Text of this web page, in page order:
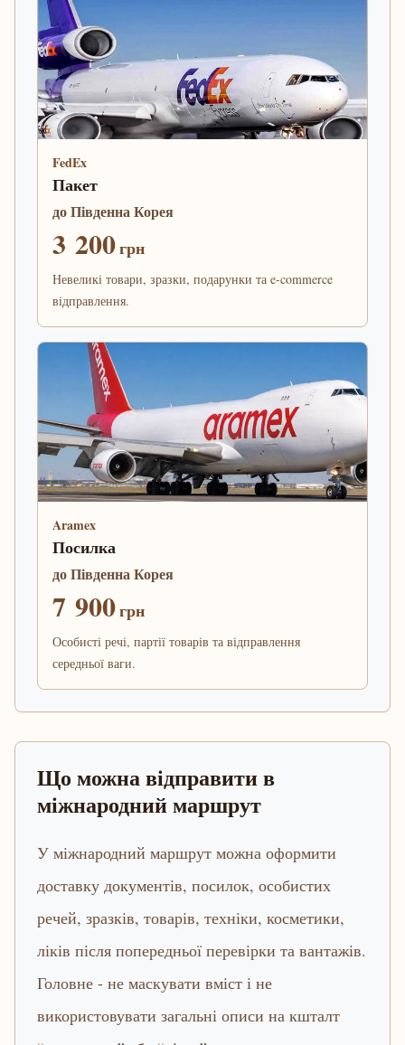
FedEx
Пакет
до Південна Корея
3 200грн
Невеликі товари, зразки, подарунки та e-commerce
відправлення.
Aramex
Посилка
до Південна Корея
7 900грн
Особисті речі, партії товарів та відправлення
середньої ваги.
Що можна відправити в
міжнародний маршрут
У міжнародний маршрут можна оформити
доставку документів, посилок, особистих
речей, зразків, товарів, техніки, косметики,
ліків після попередньої перевірки та вантажів.
Головне - не маскувати вміст і не
використовувати загальні описи на кшталт